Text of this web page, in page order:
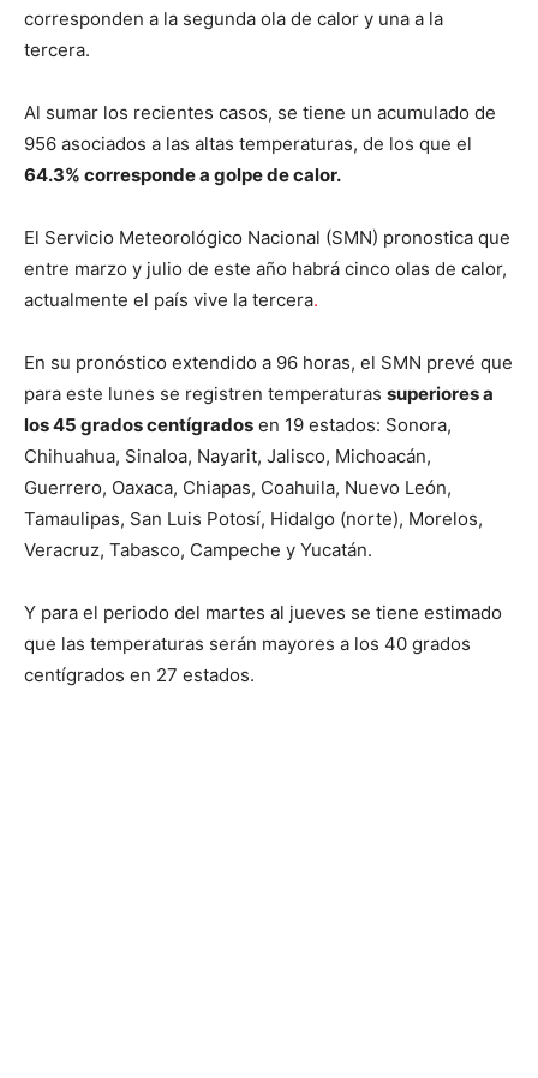
corresponden a la segunda ola de calor y una a la
tercera.
Al sumar los recientes casos, se tiene un acumulado de
956 asociados a las altas temperaturas, de los que el
64.3% corresponde a golpe de calor.
El Servicio Meteorológico Nacional (SMN) pronostica que
entre marzo y julio de este año habrá cinco olas de calor,
actualmente el país vive la tercera.
En su pronóstico extendido a 96 horas, el SMN prevé que
para este lunes se registren temperaturas superiores a
los 45 grados centígrados en 19 estados: Sonora,
Chihuahua, Sinaloa, Nayarit, Jalisco, Michoacán,
Guerrero, Oaxaca, Chiapas, Coahuila, Nuevo León,
Tamaulipas, San Luis Potosí, Hidalgo (norte), Morelos,
Veracruz, Tabasco, Campeche y Yucatán.
Y para el periodo del martes al jueves se tiene estimado
que las temperaturas serán mayores a los 40 grados
centígrados en 27 estados.